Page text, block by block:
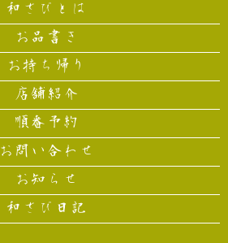
和さびとは
お品書き
お持ち帰り
店舗紹介
順番予約
お問い合わせ
お知らせ
和さび日記